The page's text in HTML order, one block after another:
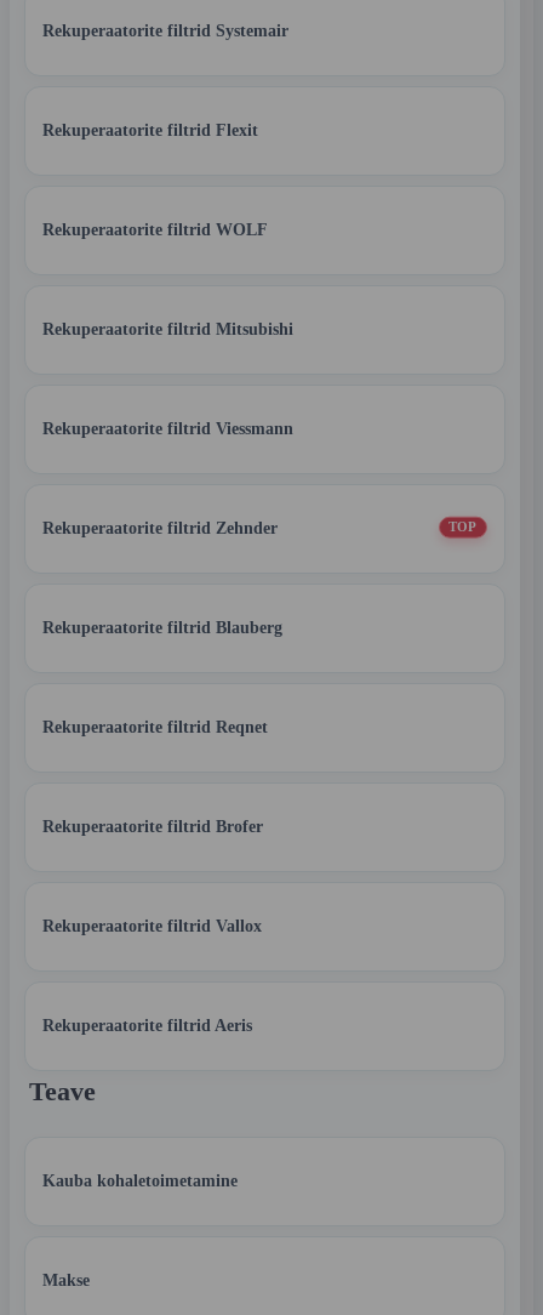
Rekuperaatorite filtrid Systemair
Rekuperaatorite filtrid Flexit
Rekuperaatorite filtrid WOLF
Rekuperaatorite filtrid Mitsubishi
Rekuperaatorite filtrid Viessmann
Rekuperaatorite filtrid Zehnder TOP
Rekuperaatorite filtrid Blauberg
Rekuperaatorite filtrid Reqnet
Rekuperaatorite filtrid Brofer
Rekuperaatorite filtrid Vallox
Rekuperaatorite filtrid Aeris
Teave
Kauba kohaletoimetamine
Makse